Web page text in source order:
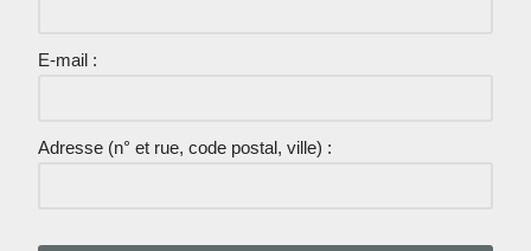
E-mail :
Adresse (n° et rue, code postal, ville) :